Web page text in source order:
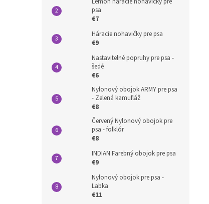
psa
€7
Háracie nohavičky pre psa
€9
Nastavitelné popruhy pre psa -
šedé
€6
Nylonový obojok ARMY pre psa
- Zelená kamufláž
€8
Červený Nylonový obojok pre
psa - folklór
€8
INDIAN Farebný obojok pre psa
€9
Nylonový obojok pre psa -
Labka
€11